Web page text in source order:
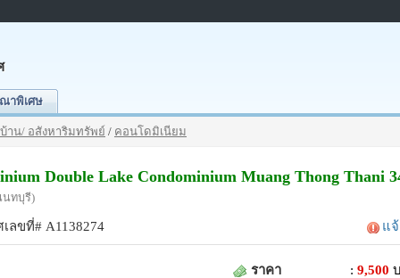
าพิเศษ
บ้าน/ อสังหาริมทรัพย์ / คอนโดมิเนียม
Double Lake Condominium Muang Thong Thani
นทบุรี)
ลขที่# A1138274 แ
ราคา : 9,500